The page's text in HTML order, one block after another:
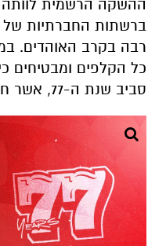
סביב שנת ה-77, אשר חלקן ייחשפו בקרוב מאוד.